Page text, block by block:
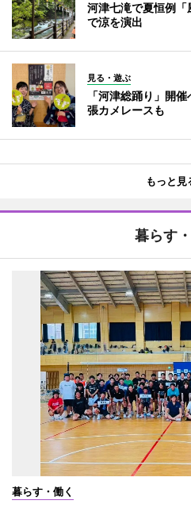
河津七滝で夏恒例
で涼を演出
見る・遊ぶ
「河津総踊り」開
張カメレースも
もっと見
暮らす
暮らす・働く